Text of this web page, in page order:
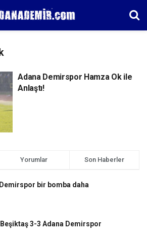
Adana Demirspor Hamza Ok ile
Anlaştı!
Yorumlar Son Haberler
bir bomba daha
Beşiktaş 3-3 Adana Demirspor